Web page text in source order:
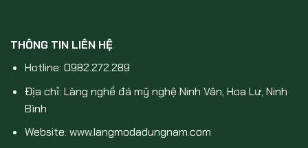
THÔNG TIN LIÊN HỆ
Hotline: 0982.272.289
Địa chỉ: Làng nghề đá mỹ nghệ Ninh Vân, Hoa Lư, Ninh
Bình
Website: www.langmodadungnam.com